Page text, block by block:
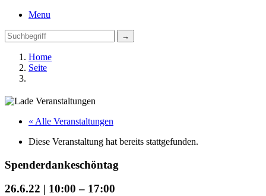
Menu
Home
Seite
« Alle Veranstaltungen
Diese Veranstaltung hat bereits stattgefunden.
Spenderdankeschöntag
26.6.22 | 10:00 – 17:00